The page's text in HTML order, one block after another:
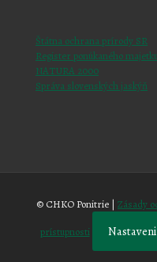
Štátna ochrana prírody SR
Register ponúkaného
NATURA 2000
Správa slovenských jaskýň
© CHKO Ponitrie | Zásady
prístupnosti